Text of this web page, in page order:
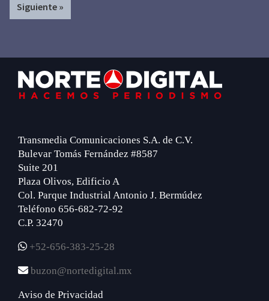
Siguiente »
Footer
Transmedia Comunicaciones S.A. de C.V.
Bulevar Tomás Fernández #8587
Suite 201
Plaza Olivos, Edificio A
Col. Parque Industrial Antonio J. Bermúdez
Teléfono 656-682-72-92
C.P. 32470
+52-656-383-25-28
buzon@nortedigital.mx
Aviso de Privacidad